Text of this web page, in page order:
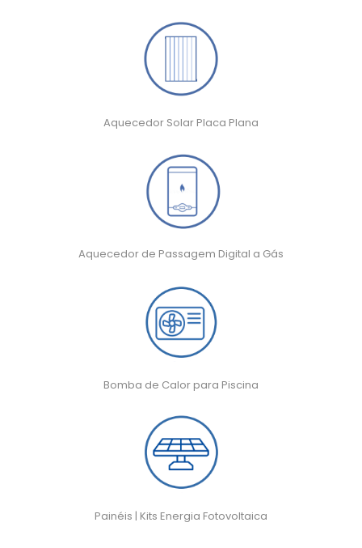
Aquecedor Solar Placa Plana
Aquecedor de Passagem Digital a Gás
Bomba de Calor para Piscina
Painéis | Kits Energia Fotovoltaica